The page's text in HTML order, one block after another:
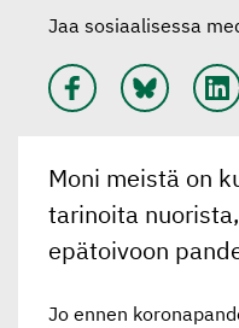
Jaa sosiaalisessa
Moni meistä on
tarinoita
epätoivoon
Jo ennen